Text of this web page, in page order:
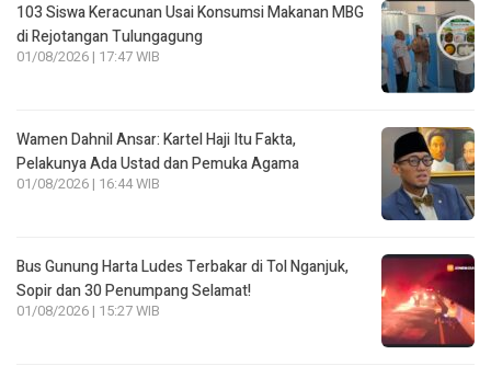
103 Siswa Keracunan Usai Konsumsi Makanan MBG
di Rejotangan Tulungagung
01/08/2026 | 17:47 WIB
Wamen Dahnil Ansar: Kartel Haji Itu Fakta,
Pelakunya Ada Ustad dan Pemuka Agama
01/08/2026 | 16:44 WIB
Bus Gunung Harta Ludes Terbakar di Tol Nganjuk,
Sopir dan 30 Penumpang Selamat!
01/08/2026 | 15:27 WIB